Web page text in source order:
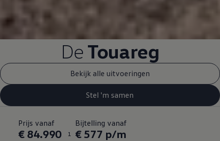
De Touareg
Bekijk alle uitvoeringen
Stel 'm samen
Prijs vanaf
€ 84.990 1
Bijtelling vanaf
€ 577 p/m